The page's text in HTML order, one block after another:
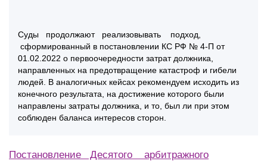
Суды продолжают реализовывать подход,
сформированный в постановлении КС РФ № 4-П от
01.02.2022 о первоочередности затрат должника,
направленных на предотвращение катастроф и гибели
людей. В аналогичных кейсах рекомендуем исходить из
конечного результата, на достижение которого были
направлены затраты должника, и то, был ли при этом
соблюден баланса интересов сторон.
Постановление Десятого арбитражного